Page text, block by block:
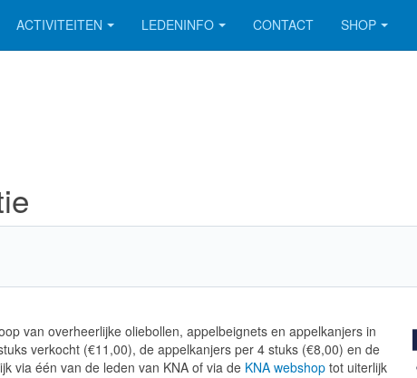
ACTIVITEITEN LEDENINFO CONTACT SHOP
van overheerlijke oliebollen, appelbeignets en appelkanjers in
verkocht (€11,00), de appelkanjers per 4 stuks (€8,00) en de
via één van de leden van KNA of via de KNA webshop tot uiterlijk